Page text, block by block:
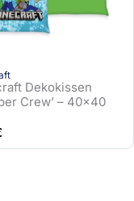
Dekokissen
Crew’ – 40×40